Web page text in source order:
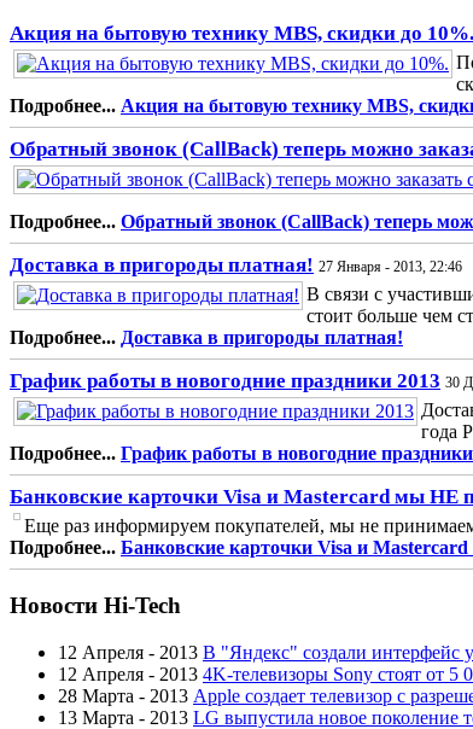
Акция на бытовую технику MBS, скидки до 10%.
Подробнее... Акция на бытовую технику MBS,
Обратный звонок (CallBack) теперь можно
Подробнее... Обратный звонок (CallBack) теперь
Доставка в пригороды платная! 27 Января - 2013, 22:46
В связи с
стоит больше чем
Подробнее... Доставка в пригороды платная!
График работы в новогодние праздники 2013 30
года
Подробнее... График работы в новогодние
Банковские карточки Visa и Mastercard мы НЕ
Еще раз информируем покупателей, мы не
Подробнее... Банковские карточки Visa и
Новости Hi-Tech
12 Апреля - 2013 В "Яндекс" создали интерфейс
12 Апреля - 2013 4K-телевизоры Sony стоят от 5
28 Марта - 2013 Apple создает телевизор с
13 Марта - 2013 LG выпустила новое поколение